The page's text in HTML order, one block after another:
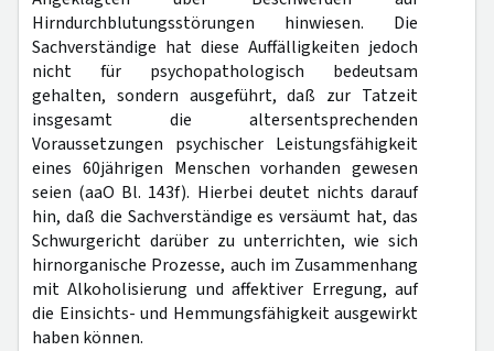
Hirndurchblutungsstörungen hinwiesen. Die
Sachverständige hat diese Auffälligkeiten jedoch
nicht für psychopathologisch bedeutsam
gehalten, sondern ausgeführt, daß zur Tatzeit
insgesamt die altersentsprechenden
Voraussetzungen psychischer Leistungsfähigkeit
eines 60jährigen Menschen vorhanden gewesen
seien (aaO Bl. 143f). Hierbei deutet nichts darauf
hin, daß die Sachverständige es versäumt hat, das
Schwurgericht darüber zu unterrichten, wie sich
hirnorganische Prozesse, auch im Zusammenhang
mit Alkoholisierung und affektiver Erregung, auf
die Einsichts- und Hemmungsfähigkeit ausgewirkt
haben können.